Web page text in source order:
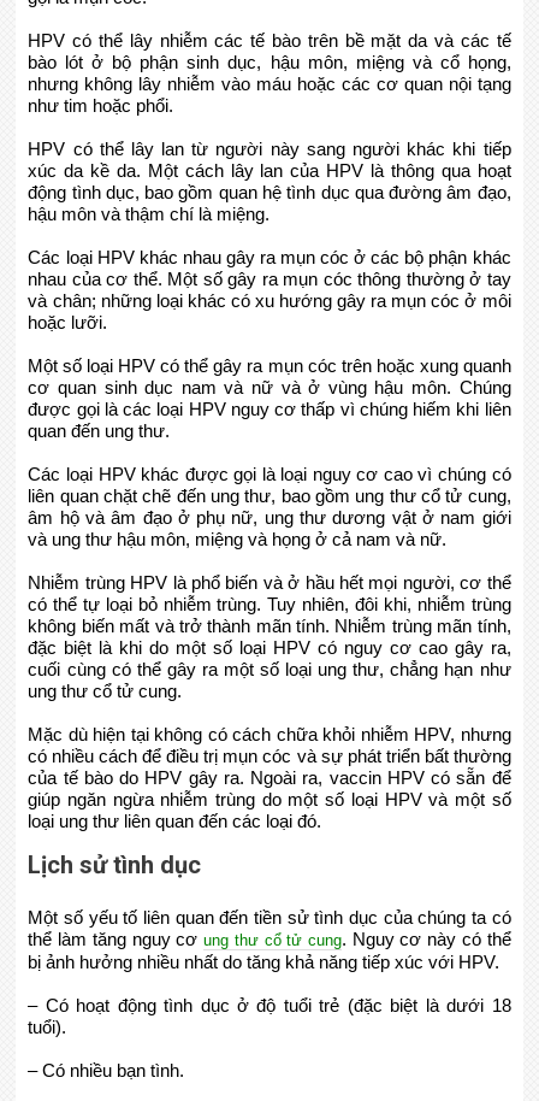
HPV có thể lây nhiễm các tế bào trên bề mặt da và các tế
bào lót ở bộ phận sinh dục, hậu môn, miệng và cổ họng,
nhưng không lây nhiễm vào máu hoặc các cơ quan nội tạng
như tim hoặc phổi.
HPV có thể lây lan từ người này sang người khác khi tiếp
xúc da kề da. Một cách lây lan của HPV là thông qua hoạt
động tình dục, bao gồm quan hệ tình dục qua đường âm đạo,
hậu môn và thậm chí là miệng.
Các loại HPV khác nhau gây ra mụn cóc ở các bộ phận khác
nhau của cơ thể. Một số gây ra mụn cóc thông thường ở tay
và chân; những loại khác có xu hướng gây ra mụn cóc ở môi
hoặc lưỡi.
Một số loại HPV có thể gây ra mụn cóc trên hoặc xung quanh
cơ quan sinh dục nam và nữ và ở vùng hậu môn. Chúng
được gọi là các loại HPV nguy cơ thấp vì chúng hiếm khi liên
quan đến ung thư.
Các loại HPV khác được gọi là loại nguy cơ cao vì chúng có
liên quan chặt chẽ đến ung thư, bao gồm ung thư cổ tử cung,
âm hộ và âm đạo ở phụ nữ, ung thư dương vật ở nam giới
và ung thư hậu môn, miệng và họng ở cả nam và nữ.
Nhiễm trùng HPV là phổ biến và ở hầu hết mọi người, cơ thể
có thể tự loại bỏ nhiễm trùng. Tuy nhiên, đôi khi, nhiễm trùng
không biến mất và trở thành mãn tính. Nhiễm trùng mãn tính,
đặc biệt là khi do một số loại HPV có nguy cơ cao gây ra,
cuối cùng có thể gây ra một số loại ung thư, chẳng hạn như
ung thư cổ tử cung.
Mặc dù hiện tại không có cách chữa khỏi nhiễm HPV, nhưng
có nhiều cách để điều trị mụn cóc và sự phát triển bất thường
của tế bào do HPV gây ra. Ngoài ra, vaccin HPV có sẵn để
giúp ngăn ngừa nhiễm trùng do một số loại HPV và một số
loại ung thư liên quan đến các loại đó.
Lịch sử tình dục
Một số yếu tố liên quan đến tiền sử tình dục của chúng ta có
thể làm tăng nguy cơung thư cổ tử cung. Nguy cơ này có thể
bị ảnh hưởng nhiều nhất do tăng khả năng tiếp xúc với HPV.
– Có hoạt động tình dục ở độ tuổi trẻ (đặc biệt là dưới 18
tuổi).
– Có nhiều bạn tình.